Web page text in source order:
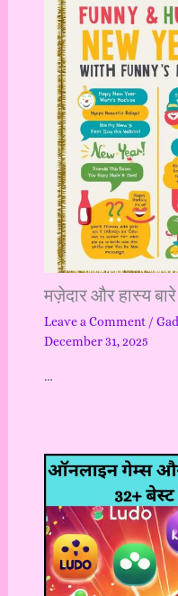
मज़ेदार और हास्य
Leave a Comment /
December 31, 2025
…